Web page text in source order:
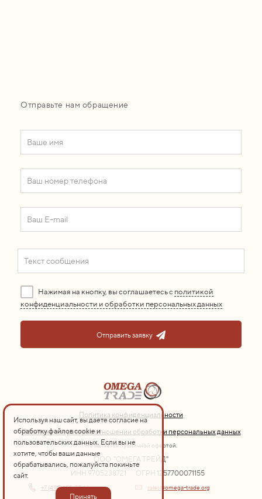
Отправьте нам обращение
Нажимая на кнопку, вы соглашаетесь с политикой
конфиденциальности и обработки персональных данных
Отправить заявку
Политика конфиденциальности
Политика оператора в отношении обработки персональных данных
Не является публичной офертой.
ООО "ОМЕГА ТРЕЙД"
ИНН 9705238721
ОГРН 1257700071155
+7 (495) 155-75-13
sales@omega-trade.org
Используя наш сайт, вы даете согласие на
обработку файлов cookie и
пользовательских данных. Если вы не
хотите, чтобы ваши данные
обрабатывались, пожалуйста покиньте
сайт.
Принять